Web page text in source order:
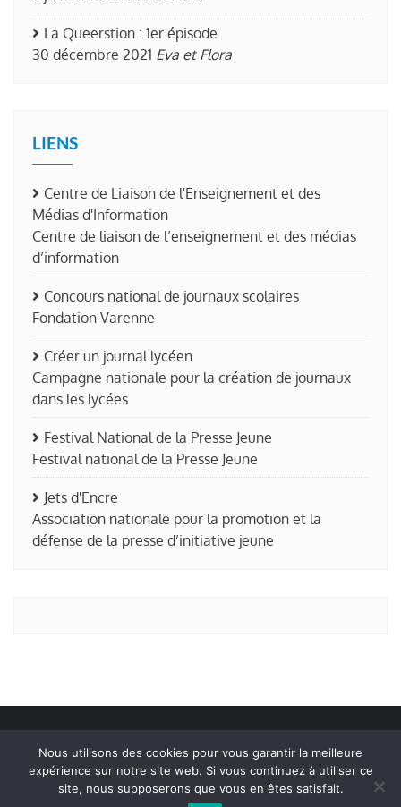
La Queerstion : 1er épisode
30 décembre 2021 Eva et Flora
LIENS
Centre de Liaison de l'Enseignement et des
Médias d'Information
Centre de liaison de l’enseignement et des médias
d’information
Concours national de journaux scolaires
Fondation Varenne
Créer un journal lycéen
Campagne nationale pour la création de journaux
dans les lycées
Festival National de la Presse Jeune
Festival national de la Presse Jeune
Jets d'Encre
Association nationale pour la promotion et la
défense de la presse d’initiative jeune
Edito La rédaction
Liens amis
Nous utilisons des cookies pour vous garantir la meilleure
expérience sur notre site web. Si vous continuez à utiliser ce
site, nous supposerons que vous en êtes satisfait.